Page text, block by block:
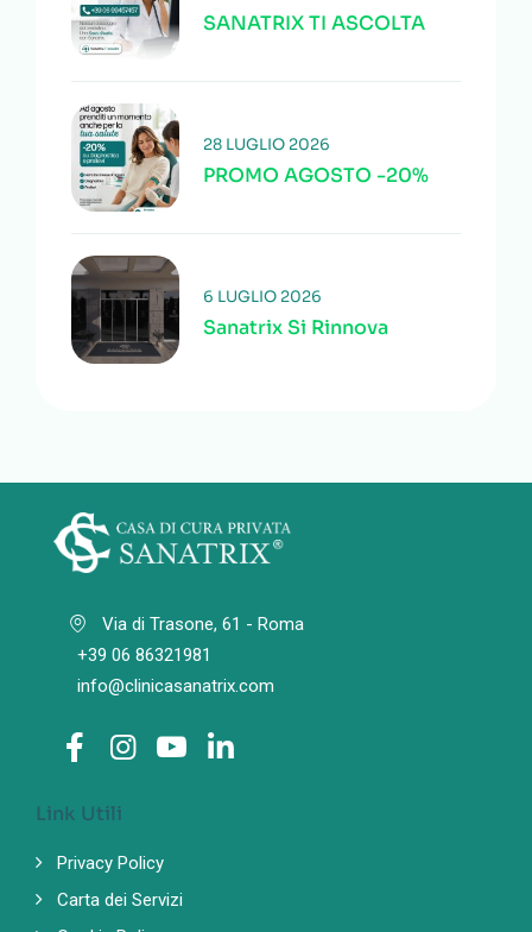
SANATRIX TI ASCOLTA
PROMO AGOSTO -20%
28 LUGLIO 2026
Sanatrix Si Rinnova
6 LUGLIO 2026
Via di Trasone, 61 - Roma
+39 06 86321981
info@clinicasanatrix.com
Link Utili
Privacy Policy
Carta dei Servizi